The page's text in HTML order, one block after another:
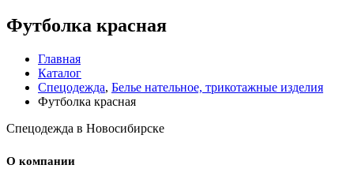
Футболка красная
Главная
Каталог
Спецодежда, Белье нательное, трикотажные изделия
Футболка красная
Спецодежда в Новосибирске
О компании